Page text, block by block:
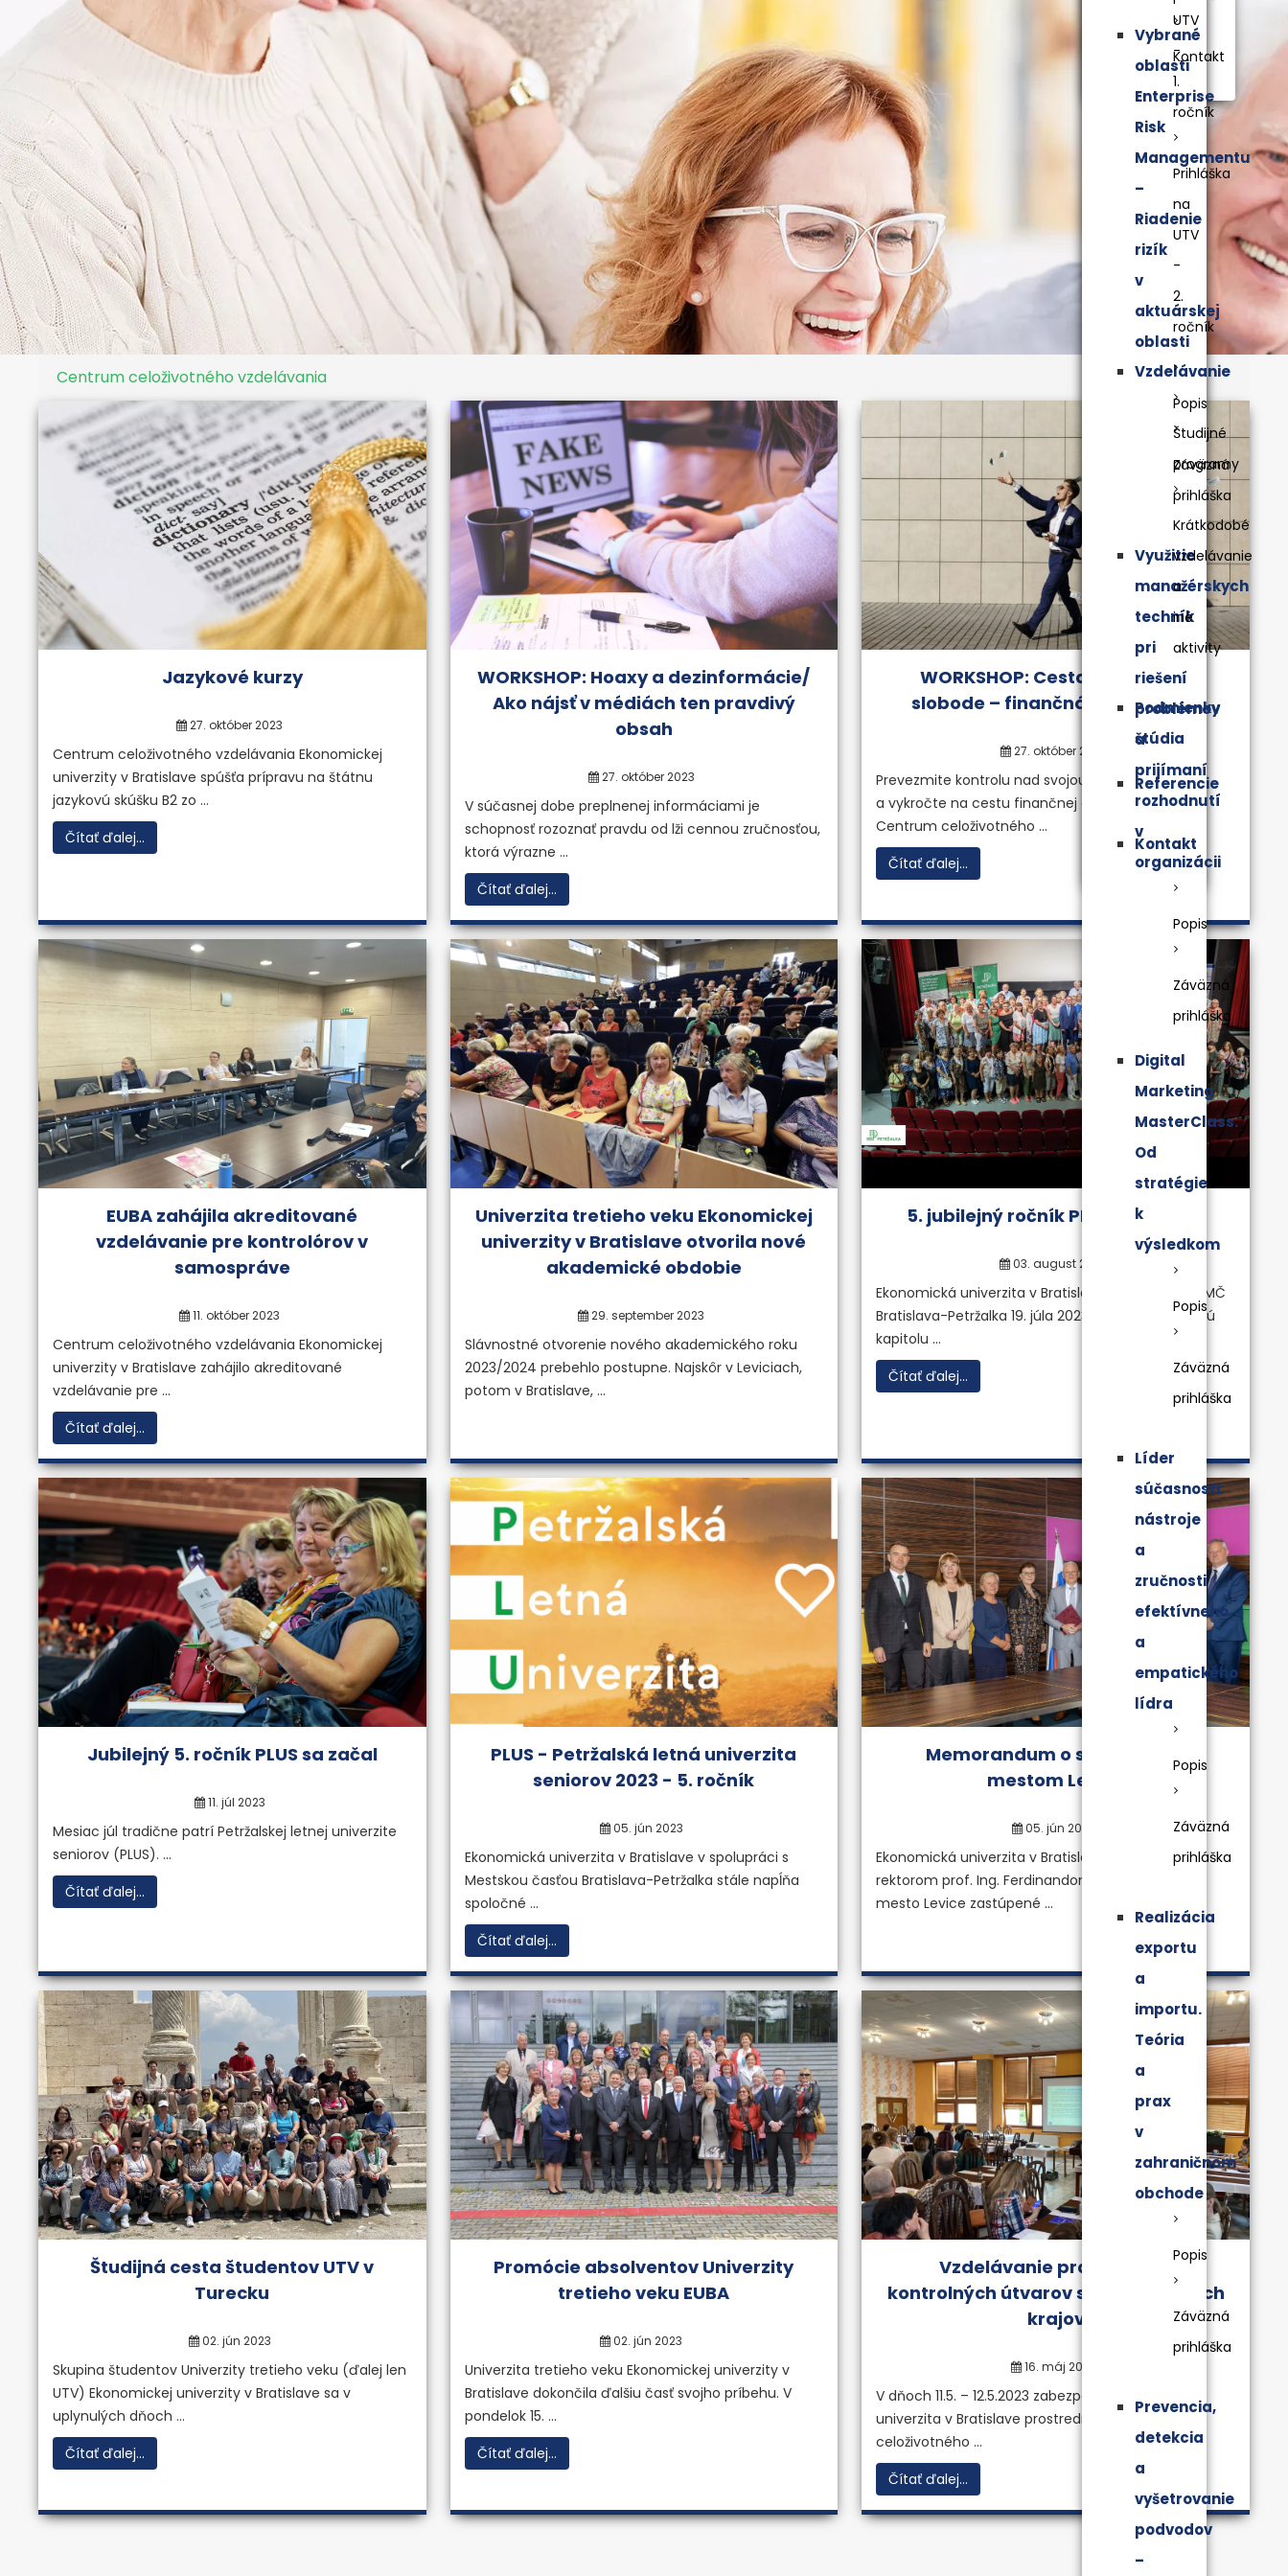
Kontakt
UTV
-
1.
ročník
Prihláška
na
UTV
-
2.
ročník
Vzdelávanie
Študijné
programy
Krátkodobé
vzdelávanie
a
iné
aktivity
Podmienky
štúdia
Referencie
Kontakt
Vybrané
oblasti
Enterprise
Risk
Managementu
–
Riadenie
rizík
v
aktuárskej
oblasti
Popis
Záväzná
prihláška
Využitie
manažérskych
techník
pri
riešení
problémov
a
prijímaní
rozhodnutí
v
organizácii
Popis
Záväzná
prihláška
Digital
Marketing
MasterClass.
Od
stratégie
k
výsledkom
Popis
Záväzná
prihláška
Líder
súčasnosti:
nástroje
a
zručnosti
efektívneho
a
empatického
lídra
Popis
Záväzná
prihláška
Realizácia
exportu
a
importu.
Teória
a
prax
v
zahraničnom
obchode
Popis
Záväzná
prihláška
Prevencia,
detekcia
a
vyšetrovanie
podvodov
–
Univerzita tretieho
veku
„Nikdy nie je neskoro začať niečo nové“
Viac informácií
Znalecký ústav
Vypracovávanie znaleckých posudkov a expertíz v oblasti
ohodnocovania majetku podniku.
Viac informácií
Previous Next
Centrum celoživotného vzdelávania
Jazykové kurzy
27. október 2023
Centrum celoživotného vzdelávania Ekonomickej
univerzity v Bratislave spúšťa prípravu na štátnu
jazykovú skúšku B2 zo ...
Čítať ďalej...
WORKSHOP: Hoaxy a dezinformácie/
Ako nájsť v médiách ten pravdivý
obsah
27. október 2023
V súčasnej dobe preplnenej informáciami je
schopnosť rozoznať pravdu od lži cennou zručnosťou,
ktorá výrazne ...
Čítať ďalej...
WORKSHOP: Cesta k finančnej
slobode – finančná gramotnosť
27. október 2023
Prevezmite kontrolu nad svojou budúcnosťou
a vykročte na cestu finančnej a osobnej slobody.
Centrum celoživotného ...
Čítať ďalej...
EUBA zahájila akreditované
vzdelávanie pre kontrolórov v
samospráve
11. október 2023
Centrum celoživotného vzdelávania Ekonomickej
univerzity v Bratislave zahájilo akreditované
vzdelávanie pre ...
Čítať ďalej...
Univerzita tretieho veku Ekonomickej
univerzity v Bratislave otvorila nové
akademické obdobie
29. september 2023
Slávnostné otvorenie nového akademického roku
2023/2024 prebehlo postupne. Najskôr v Leviciach,
potom v Bratislave, ...
5. jubilejný ročník PLUS ukončený
03. august 2023
Ekonomická univerzita v Bratislave v spolupráci s MČ
Bratislava-Petržalka 19. júla 2023 dokončila jubilejnú
kapitolu ...
Čítať ďalej...
Jubilejný 5. ročník PLUS sa začal
11. júl 2023
Mesiac júl tradične patrí Petržalskej letnej univerzite
seniorov (PLUS). ...
Čítať ďalej...
PLUS - Petržalská letná univerzita
seniorov 2023 - 5. ročník
05. jún 2023
Ekonomická univerzita v Bratislave v spolupráci s
Mestskou časťou Bratislava-Petržalka stále napĺňa
spoločné ...
Čítať ďalej...
Memorandum o spolupráci s
mestom Levice
05. jún 2023
Ekonomická univerzita v Bratislave zastúpená
rektorom prof. Ing. Ferdinandom Daňom, PhD. a
mesto Levice zastúpené ...
Študijná cesta študentov UTV v
Turecku
02. jún 2023
Skupina študentov Univerzity tretieho veku (ďalej len
UTV) Ekonomickej univerzity v Bratislave sa v
uplynulých dňoch ...
Čítať ďalej...
Promócie absolventov Univerzity
tretieho veku EUBA
02. jún 2023
Univerzita tretieho veku Ekonomickej univerzity v
Bratislave dokončila ďalšiu časť svojho príbehu. V
pondelok 15. ...
Čítať ďalej...
Vzdelávanie pracovníkov
kontrolných útvarov samosprávnych
krajov
16. máj 2023
V dňoch 11.5. – 12.5.2023 zabezpečila Ekonomická
univerzita v Bratislave prostredníctvom Centra
celoživotného ...
Čítať ďalej...